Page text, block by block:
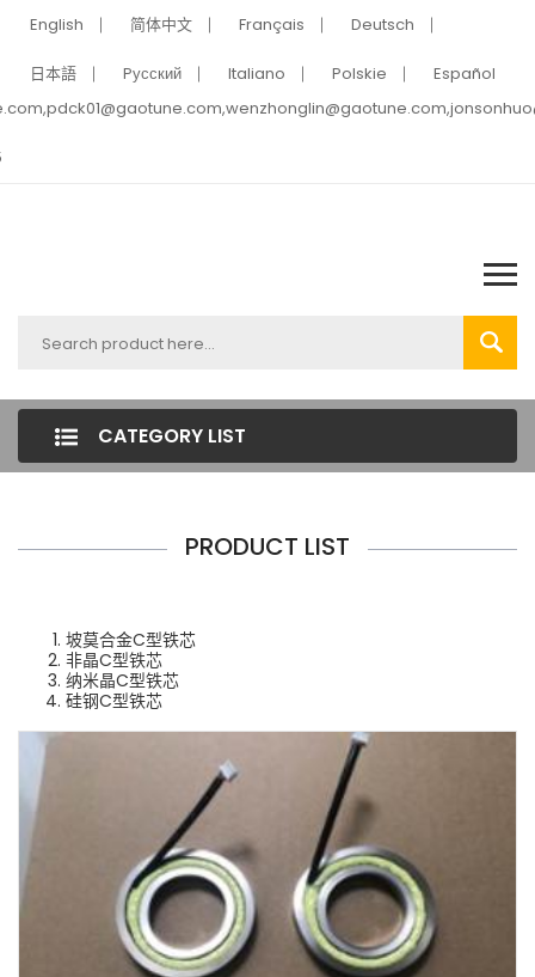
English 简体中文 Français Deutsch
日本語 Pусский Italiano Polskie
Español
CATEGORY LIST
PRODUCT LIST
坡莫合金C型铁芯
非晶C型铁芯
纳米晶C型铁芯
硅钢C型铁芯